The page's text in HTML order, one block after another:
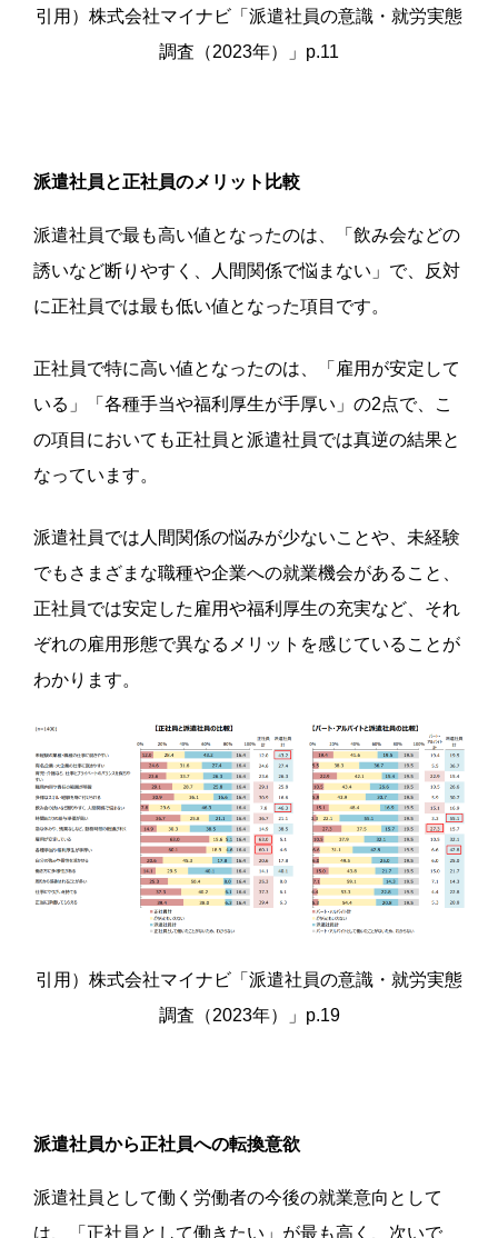
引用）株式会社マイナビ「派遣社員の意識・就労実態
調査（2023年）」p.11
派遣社員と正社員のメリット比較
派遣社員で最も高い値となったのは、「飲み会などの
誘いなど断りやすく、人間関係で悩まない」で、反対
に正社員では最も低い値となった項目です。
正社員で特に高い値となったのは、「雇用が安定して
いる」「各種手当や福利厚生が手厚い」の2点で、こ
の項目においても正社員と派遣社員では真逆の結果と
なっています。
派遣社員では人間関係の悩みが少ないことや、未経験
でもさまざまな職種や企業への就業機会があること、
正社員では安定した雇用や福利厚生の充実など、それ
ぞれの雇用形態で異なるメリットを感じていることが
わかります。
引用）株式会社マイナビ「派遣社員の意識・就労実態
調査（2023年）」p.19
派遣社員から正社員への転換意欲
派遣社員として働く労働者の今後の就業意向として
は、「正社員として働きたい」が最も高く、次いで